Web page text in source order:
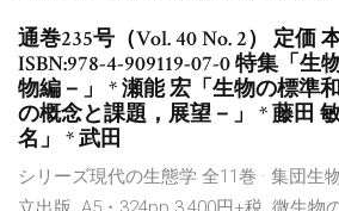
通巻235号（Vol. 40 No. 2） 定価
ISBN:978-4-909119-07-0 特集「
物編－」 * 瀬能 宏「生物の標準
の概念と課題，展望－」 * 藤田
名」 * 武田
シリーズ現代の生態学 全11巻 · 集団生